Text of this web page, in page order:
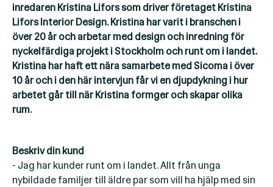
inredaren Kristina Lifors som driver företaget Kristina
Lifors Interior Design. Kristina har varit i branschen i
över 20 år och arbetar med design och inredning för
nyckelfärdiga projekt i Stockholm och runt om i landet.
Kristina har haft ett nära samarbete med Sicoma i över
10 år och i den här intervjun får vi en djupdykning i hur
arbetet går till när Kristina formger och skapar olika
rum.
Beskriv din kund
- Jag har kunder runt om i landet. Allt från unga
nybildade familjer till äldre par som vill ha hjälp med sin